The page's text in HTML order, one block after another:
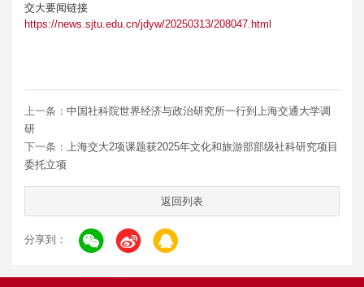
交大要闻链接
https://news.sjtu.edu.cn/jdyw/20250313/208047.html
上一条： 中国社科院世界经济与政治研究所一行到上海交通大学调
研
下一条：
上海交大2项课题获2025年文化和旅游部部级社科研究项目
委托立项
返回列表
分享到：